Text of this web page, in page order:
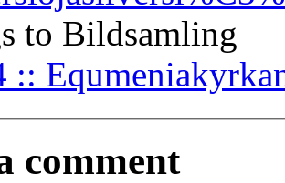
to Bildsamling
0964 ::
comment